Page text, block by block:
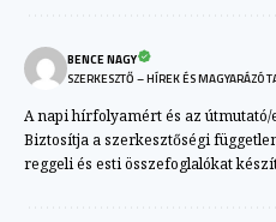
BENCE NAGY
SZERKESZTŐ – HÍREK ÉS MAGYARÁZÓ
A napi hírfolyamért és az
Biztosítja a szerkesztőségi
reggeli és esti összefoglalókat